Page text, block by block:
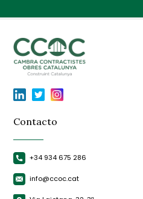
Contacto
+34 934 675 286
info@ccoc.cat